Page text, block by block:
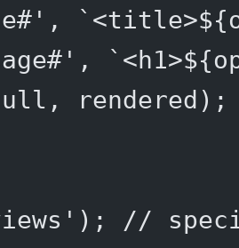
, `<title>${
, `<h1>${
, rendered);
);
//